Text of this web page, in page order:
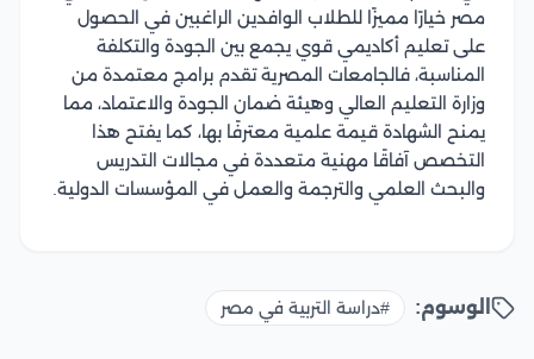
مصر خيارًا مميزًا للطلاب الوافدين الراغبين في الحصول
على تعليم أكاديمي قوي يجمع بين الجودة والتكلفة
المناسبة، فالجامعات المصرية تقدم برامج معتمدة من
وزارة التعليم العالي وهيئة ضمان الجودة والاعتماد، مما
يمنح الشهادة قيمة علمية معترفًا بها، كما يفتح هذا
التخصص آفاقًا مهنية متعددة في مجالات التدريس
والبحث العلمي والترجمة والعمل في المؤسسات الدولية.
الوسوم: #دراسة التربية في مصر